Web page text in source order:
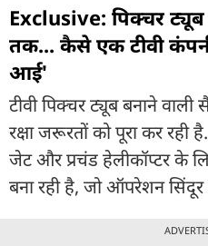
Exclusive: पिक्चर
तक... कैसे एक टीवी
आई'
टीवी पिक्चर ट्यूब बनाने
रक्षा जरूरतों को पूरा कर
जेट और प्रचंड हेलीकॉप्टर के
बना रही है, जो ऑपरेशन